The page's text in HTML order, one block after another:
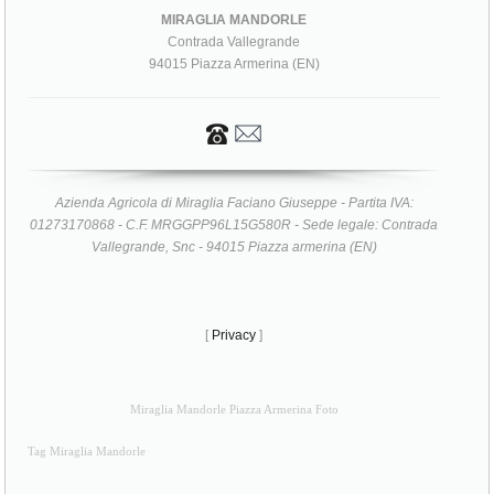
MIRAGLIA MANDORLE
Contrada Vallegrande
94015 Piazza Armerina (EN)
Azienda Agricola di Miraglia Faciano Giuseppe - Partita IVA:
01273170868 - C.F. MRGGPP96L15G580R - Sede legale: Contrada
Vallegrande, Snc - 94015 Piazza armerina (EN)
[ Privacy ]
Miraglia Mandorle Piazza Armerina Foto
Tag Miraglia Mandorle